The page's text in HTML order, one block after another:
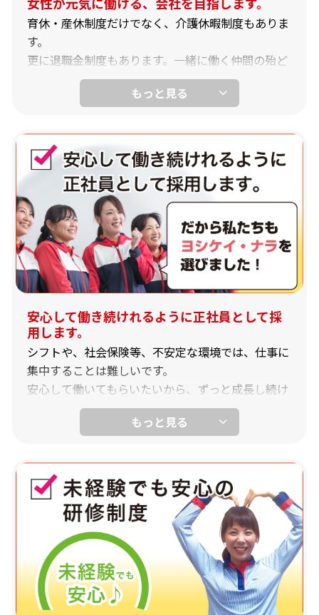
育休・産休制度だけでなく、介護休暇制度もありま
す。
更に退職金制度もあります。一緒に働く仲間の殆ど
が、子供のいるお母さんだからもしものときも安心
しめます。
安心して働き続けれるように正社員として採
用します。
シフトや、社会保険等、不安定な環境では、仕事に
集中することは難しいです。
安心して働いてもらいたいから、ずっと成長し続け
てほしいから、ヨシケイ・ナラは正社員としての採